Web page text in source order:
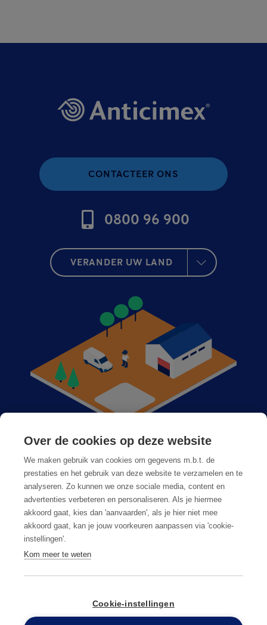
CONTACTEER ONS
0800 96 900
VERANDER UW LAND
Anticimex bij u in de buurt
Vacatures
Veelgestelde vragen
Algemene voorwaarden Privacy & cookies
Over de cookies op deze website
We maken gebruik van cookies om gegevens m.b.t. de
prestaties en het gebruik van deze website te verzamelen en te
analyseren. Zo kunnen we onze sociale media, content en
advertenties verbeteren en personaliseren. Als je hiermee
akkoord gaat, kies dan 'aanvaarden', als je hier niet mee
akkoord gaat, kan je jouw voorkeuren aanpassen via 'cookie-
instellingen'.
Kom meer te weten
Cookie-instellingen